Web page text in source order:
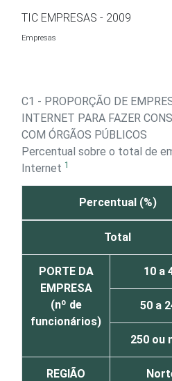
TIC EMPRESAS - 2009
Empresas
C1 - PROPORÇÃO DE
INTERNET PARA FAZER
COM ÓRGÃOS PÚBLICOS
Percentual sobre o total de
Internet 1
Percentual (%)
Total
PORTE DA
EMPRESA
(nº de
funcionários)
10 a
50 a
250 ou
REGIÃO